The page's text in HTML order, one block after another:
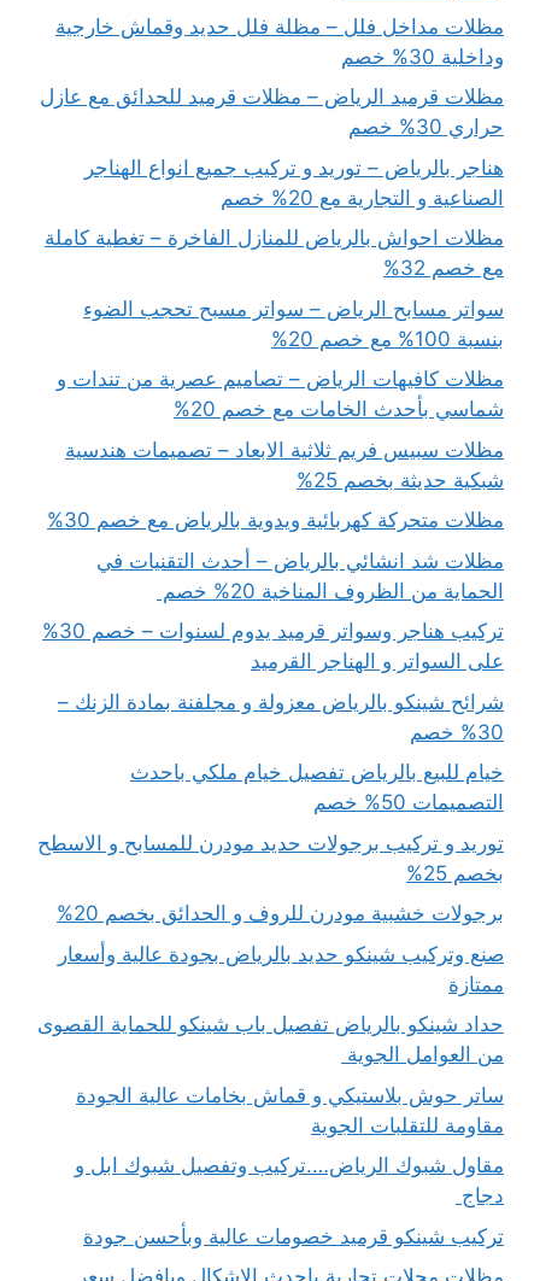
مظلات مداخل فلل – مظلة فلل حديد وقماش خارجية
وداخلية 30% خصم
مظلات قرميد الرياض – مظلات قرميد للحدائق مع عازل
حراري 30% خصم
هناجر بالرياض – توريد و تركيب جميع انواع الهناجر
الصناعية و التجارية مع 20% خصم
مظلات احواش بالرياض للمنازل الفاخرة – تغطية كاملة
مع خصم 32%
سواتر مسابح الرياض – سواتر مسبح تحجب الضوء
بنسبة 100% مع خصم 20%
مظلات كافيهات الرياض – تصاميم عصرية من تندات و
شماسي بأحدث الخامات مع خصم 20%
مظلات سبيس فريم ثلاثية الابعاد – تصميمات هندسية
شبكية حديثة بخصم 25%
مظلات متحركة كهربائية ويدوية بالرياض مع خصم 30%
مظلات شد انشائي بالرياض – أحدث التقنيات في
الحماية من الظروف المناخية 20% خصم
تركيب هناجر وسواتر قرميد يدوم لسنوات – خصم 30%
على السواتر و الهناجر القرميد
شرائح شينكو بالرياض معزولة و مجلفنة بمادة الزنك –
30% خصم
خيام للبيع بالرياض تفصيل خيام ملكي باحدث
التصميمات 50% خصم
توريد و تركيب برجولات حديد مودرن للمسابح و الاسطح
بخصم 25%
برجولات خشبية مودرن للروف و الحدائق بخصم 20%
صنع وتركيب شينكو حديد بالرياض بجودة عالية وأسعار
ممتازة
حداد شينكو بالرياض تفصيل باب شينكو للحماية القصوى
من العوامل الجوية
ساتر حوش بلاستيكي و قماش بخامات عالية الجودة
مقاومة للتقلبات الجوية
مقاول شبوك الرياض….تركيب وتفصيل شبوك ابل و
دجاج
تركيب شينكو قرميد خصومات عالية وبأحسن جودة